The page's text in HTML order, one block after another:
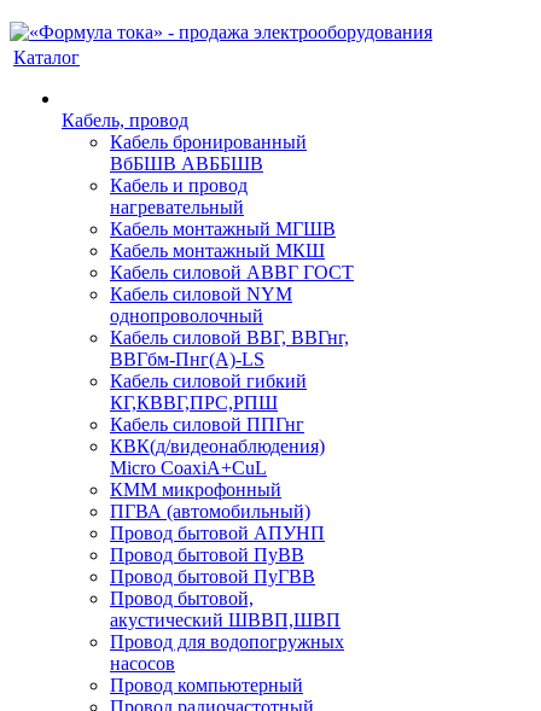
Каталог
Кабель, провод
Кабель бронированный
ВбБШВ АВББШВ
Кабель и провод
нагревательный
Кабель монтажный МГШВ
Кабель монтажный МКШ
Кабель силовой АВВГ ГОСТ
Кабель силовой NYM
однопроволочный
Кабель силовой ВВГ, ВВГнг,
ВВГбм-Пнг(А)-LS
Кабель силовой гибкий
КГ,КВВГ,ПРС,РПШ
Кабель силовой ППГнг
КВК(д/видеонаблюдения)
Micro CoaxiA+CuL
КММ микрофонный
ПГВА (автомобильный)
Провод бытовой АПУНП
Провод бытовой ПуВВ
Провод бытовой ПуГВВ
Провод бытовой,
акустический ШВВП,ШВП
Провод для водопогружных
насосов
Провод компьютерный